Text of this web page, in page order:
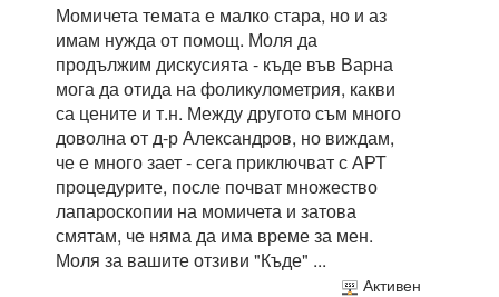
Момичета темата е малко стара, но и аз
имам нужда от помощ. Моля да
продължим дискусията - къде във Варна
мога да отида на фоликулометрия, какви
са цените и т.н. Между другото съм много
доволна от д-р Александров, но виждам,
че е много зает - сега приключват с АРТ
процедурите, после почват множество
лапароскопии на момичета и затова
смятам, че няма да има време за мен.
Моля за вашите отзиви "Къде" ...
Активен